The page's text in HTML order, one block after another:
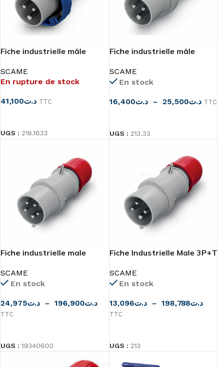
Fiche industrielle mâle
SCAME
En rupture de stock
د.ت41,100
TTC
UGS : 218.1633
Fiche industrielle mâle
SCAME
En stock
د.ت16,400 – د.ت25,500
TTC
UGS : 213.33
Fiche industrielle male
SCAME
En stock
د.ت24,975 – د.ت196,900
TTC
UGS : 19340600
Fiche Industrielle Male 3P+T
SCAME
En stock
د.ت13,096 – د.ت198,788
TTC
UGS : 213